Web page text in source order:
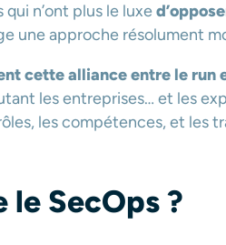
n’ont plus le luxe
une approche résolument
cette alliance entre le run
les entreprises… et les
les compétences, et les
le SecOps ?